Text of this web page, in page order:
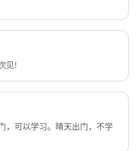
见!
，可以学习。晴天出门，不学